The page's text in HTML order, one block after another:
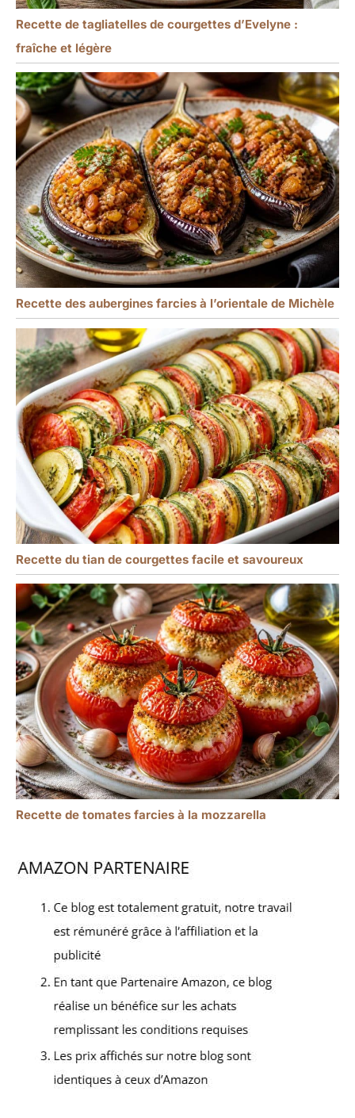
Recette de tagliatelles de courgettes d’Evelyne :
fraîche et légère
Recette des aubergines farcies à l’orientale de Michèle
Recette du tian de courgettes facile et savoureux
Recette de tomates farcies à la mozzarella